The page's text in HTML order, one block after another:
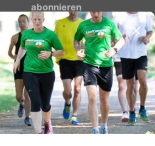
abonnieren
Newsletter für
Geschäftspartner